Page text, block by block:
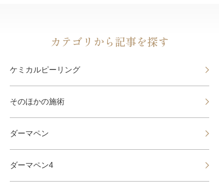
カテゴリから記事を探す
ケミカルピーリング
そのほかの施術
ダーマペン
ダーマペン4